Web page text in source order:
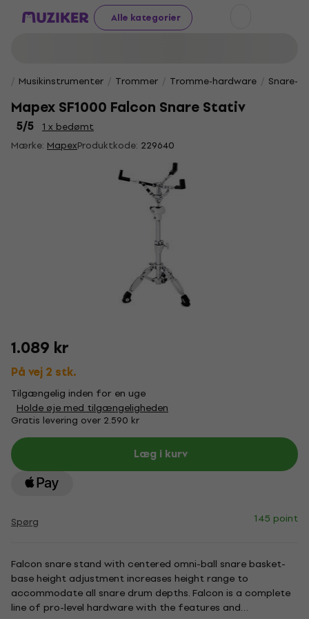
Alle kategorier
Musikinstrumenter Trommer Tromme-hardware Snare-
Mapex SF1000 Falcon Snare Stativ
5/5
1 x bedømt
Mærke: MapexProduktkode: 229640
1.089 kr
På vej 2 stk.
Tilgængelig inden for en uge
Holde øje med tilgængeligheden
Gratis levering over 2.590 kr
Læg i kurv
Spørg 145 point
Falcon snare stand with centered omni-ball snare basket-
base height adjustment increases height range to
accommodate all snare drum depths. Falcon is a complete
line of pro-level hardware with the features and